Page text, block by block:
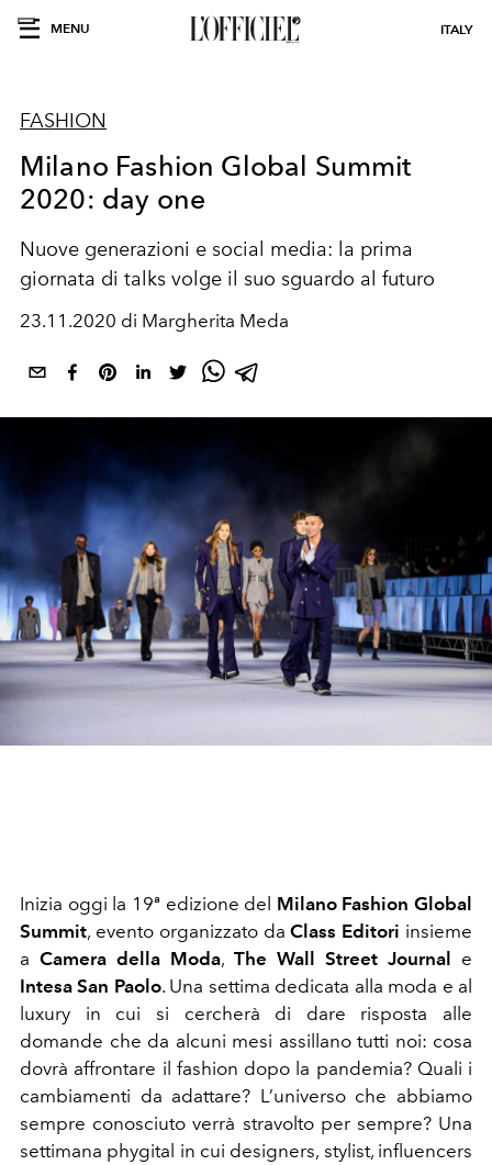
MENU ITALY
FASHION
Milano Fashion Global Summit
2020: day one
Nuove generazioni e social media: la prima
giornata di talks volge il suo sguardo al futuro
23.11.2020 di Margherita Meda
Inizia oggi la 19ª edizione del Milano Fashion Global
Summit, evento organizzato daClass Editori insieme
a Camera della Moda, The Wall Street Journal e
Intesa San Paolo. Una settima dedicata alla moda e al
luxury in cui si cercherà di dare risposta alle
domande che da alcuni mesi assillano tutti noi: cosa
dovrà affrontare il fashion dopo la pandemia? Quali i
cambiamenti da adattare? L’universo che abbiamo
sempre conosciuto verrà stravolto per sempre? Una
settimana phygital in cui designers, stylist, influencers